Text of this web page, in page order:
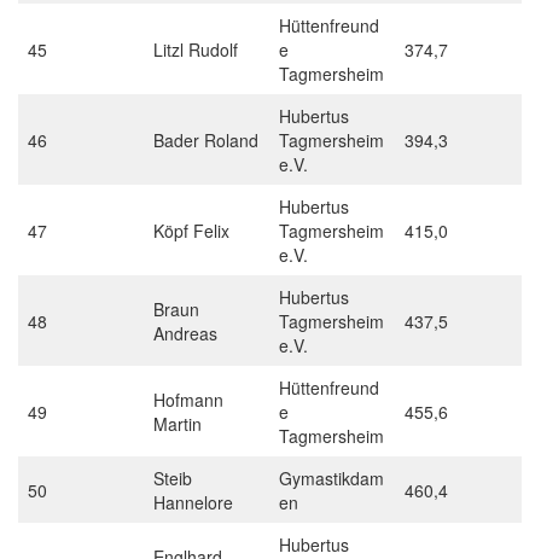
45 Litzl Rudolf
Hüttenfreund
e
Tagmersheim
374,7
46 Bader Roland
Hubertus
Tagmersheim
e.V.
394,3
47 Köpf Felix
Hubertus
Tagmersheim
e.V.
415,0
48
Braun
Andreas
Hubertus
Tagmersheim
e.V.
437,5
49
Hofmann
Martin
Hüttenfreund
e
Tagmersheim
455,6
50
Steib
Hannelore
Gymastikdam
en
460,4
Hubertus